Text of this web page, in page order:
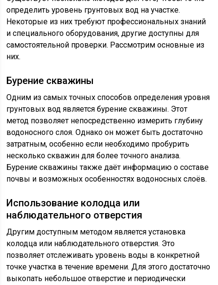
определить уровень грунтовых вод на участке.
Некоторые из них требуют профессиональных знаний
и специального оборудования, другие доступны для
самостоятельной проверки. Рассмотрим основные из
них.
Бурение скважины
Одним из самых точных способов определения уровня
грунтовых вод является бурение скважины. Этот
метод позволяет непосредственно измерить глубину
водоносного слоя. Однако он может быть достаточно
затратным, особенно если необходимо пробурить
несколько скважин для более точного анализа.
Бурение скважины также даёт информацию о составе
почвы и возможных особенностях водоносных слоёв.
Использование колодца или
наблюдательного отверстия
Другим доступным методом является установка
колодца или наблюдательного отверстия. Это
позволяет отслеживать уровень воды в конкретной
точке участка в течение времени. Для этого достаточно
выкопать небольшое отверстие и периодически